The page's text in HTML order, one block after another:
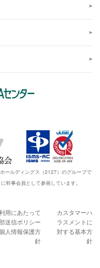
ールディングス（2127）のグループで
幹事会員として参画しています。
用にあたって
部送信ポリシー
人情報保護方
針
カスタマーハ
ラスメントに
対する基本方
針